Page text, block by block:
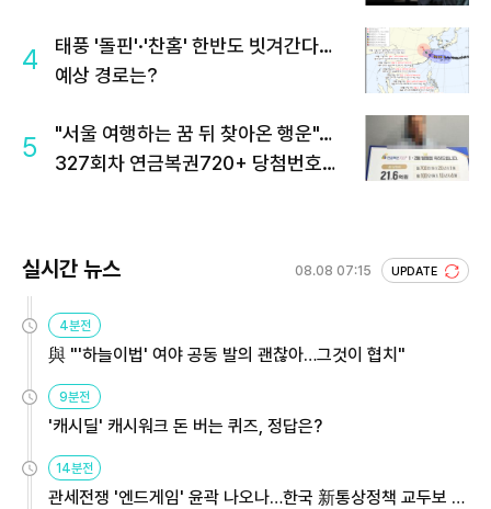
4
태풍 '돌핀'·'찬홈' 한반도 빗겨간다…
예상 경로는?
5
"서울 여행하는 꿈 뒤 찾아온 행운"…
327회차 연금복권720+ 당첨번호조
실시간 뉴스 08.08 07:15 UPDATE
4분전
與 "'하늘이법' 여야 공동 발의 괜찮아…그것이 협치"
9분전
'캐시딜' 캐시워크 돈 버는 퀴즈, 정답은?
14분전
관세전쟁 '엔드게임' 윤곽 나오나…한국 新통상정책 교두보 활